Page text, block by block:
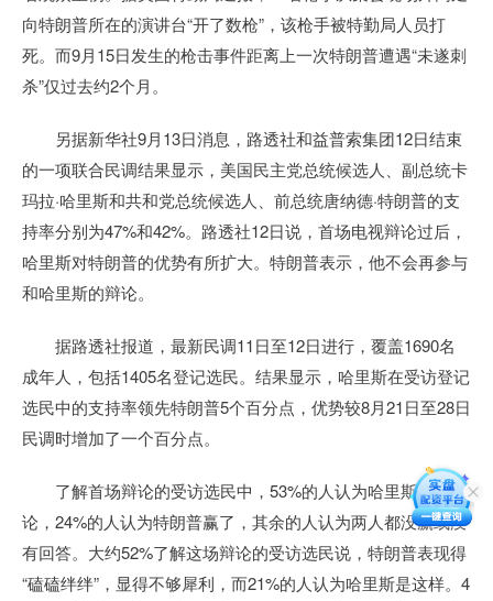
向特朗普所在的演讲台“开了数枪”，该枪手被特勤局人员打
死。而9月15日发生的枪击事件距离上一次特朗普遭遇“未遂刺
杀”仅过去约2个月。
另据新华社9月13日消息，路透社和益普索集团12日结束
的一项联合民调结果显示，美国民主党总统候选人、副总统卡
玛拉·哈里斯和共和党总统候选人、前总统唐纳德·特朗普的支
持率分别为47%和42%。路透社12日说，首场电视辩论过后，
哈里斯对特朗普的优势有所扩大。特朗普表示，他不会再参与
和哈里斯的辩论。
据路透社报道，最新民调11日至12日进行，覆盖1690名
成年人，包括1405名登记选民。结果显示，哈里斯在受访登记
选民中的支持率领先特朗普5个百分点，优势较8月21日至28日
民调时增加了一个百分点。
了解首场辩论的受访选民中，53%的人认为哈里斯赢了辩
论，24%的人认为特朗普赢了，其余的人认为两人都没赢或没
有回答。大约52%了解这场辩论的受访选民说，特朗普表现得
“磕磕绊绊”，显得不够犀利，而21%的人认为哈里斯是这样。4